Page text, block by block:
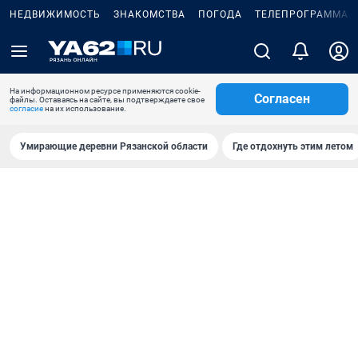
НЕДВИЖИМОСТЬ ЗНАКОМСТВА ПОГОДА ТЕЛЕПРОГРАММА
На информационном ресурсе применяются cookie-
файлы. Оставаясь на сайте, вы подтверждаете свое
согласиена их использование.
Согласен
Умирающие деревни Рязанской области Где отдохнуть этим летом